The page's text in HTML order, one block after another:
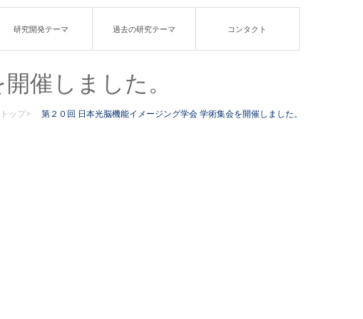
研究開発テーマ 過去の研究テーマ コンタクト
催しました。
トップ> 第２０回 日本光脳機能イメージング学会 学術集会を開催しました。